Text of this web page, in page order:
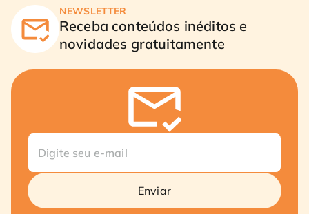
NEWSLETTER
Receba conteúdos inéditos e
novidades gratuitamente
Enviar